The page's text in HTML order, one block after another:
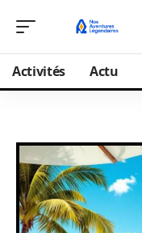
Activités Actu